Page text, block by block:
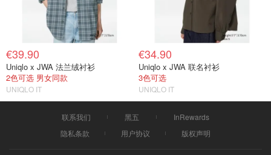
€39.90
Uniqlo x JWA 法兰绒衬衫
2色可选 男女同款
UNIQLO IT
€34.90
Uniqlo x JWA 联名衬衫
3色可选
UNIQLO IT
联系我们 黑五
InRewards
隐私条款
用户协议 版权声明